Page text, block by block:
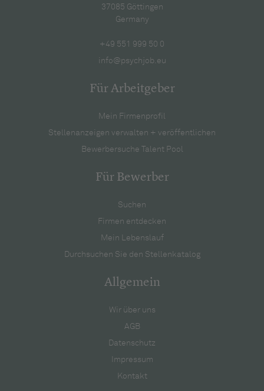
37085 Göttingen
Germany
+49 551 999 50 0
info@psychjob.eu
Für Arbeitgeber
Mein Firmenprofil
Stellenanzeigen verwalten + veröffentlichen
Bewerbersuche Talent Pool
Für Bewerber
Suchen
Firmen entdecken
Mein Lebenslauf
Durchsuchen Sie den Stellenkatalog
Allgemein
Wir über uns
AGB
Datenschutz
Impressum
Kontakt